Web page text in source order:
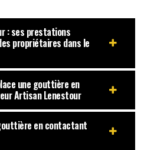
: ses prestations
propriétaires dans le
une gouttière en
Artisan Lenestour
en contactant